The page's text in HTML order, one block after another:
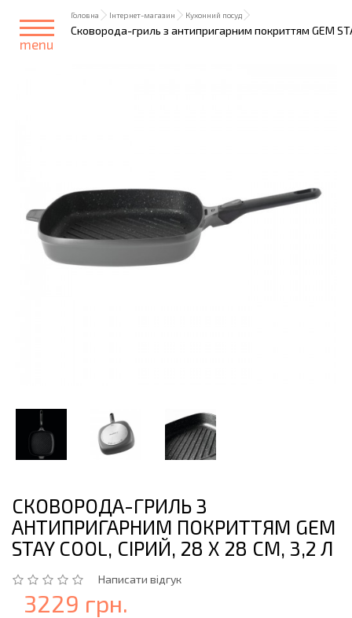
menu
Головна Інтернет-магазин Кухонний посуд
Сковорода-гриль з антипригарним покриттям GEM
СКОВОРОДА-ГРИЛЬ З
АНТИПРИГАРНИМ ПОКРИТТЯМ GEM
STAY COOL, СІРИЙ, 28 Х 28 СМ, 3,2 Л
Написати відгук
3229 грн.